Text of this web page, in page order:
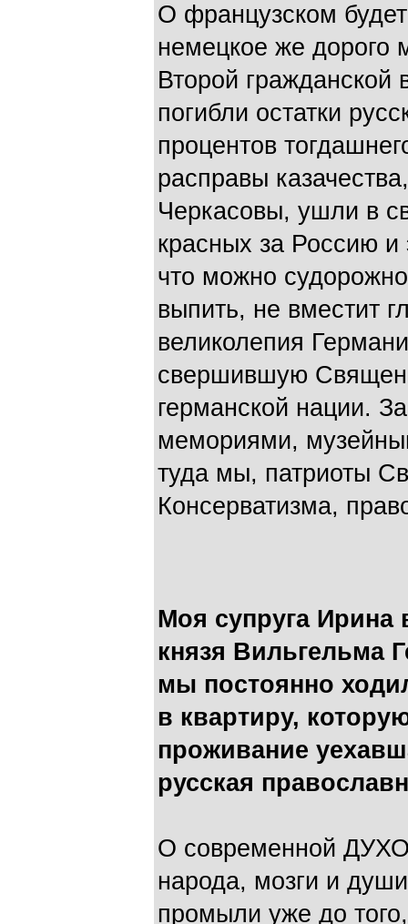
О французском
немецкое же дорого
Второй гражданской
погибли остатки
процентов
расправы
Черкасовы, ушли в
красных за Россию и
что можно
выпить, не вместит
великолепия
свершившую
германской нации.
мемориями,
туда мы, патриоты
Консерватизма,
Моя супруга Ирина
князя Вильгельма
мы постоянно
в квартиру,
проживание
русская
О современной
народа, мозги и
промыли уже до